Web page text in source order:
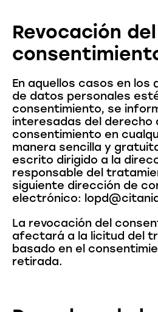
Revocación del
En aquellos casos en
de datos personales
consentimiento, se
interesadas del derecho
consentimiento en
manera sencilla y
escrito dirigido a la
responsable del
siguiente dirección de
electrónico:
La revocación del
afectará a la licitud del
basado en el
retirada.